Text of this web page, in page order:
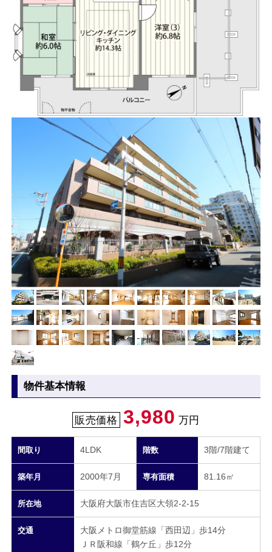
物件基本情報
販売価格 3,980 万円
間取り 4LDK 階数 3階/7階建て
築年月 2000年7月 専有面積 81.16㎡
所在地 大阪府大阪市住吉区大領2-2-15
交通
大阪メトロ御堂筋線「西田辺」歩14分
ＪＲ阪和線「鶴ケ丘」歩12分